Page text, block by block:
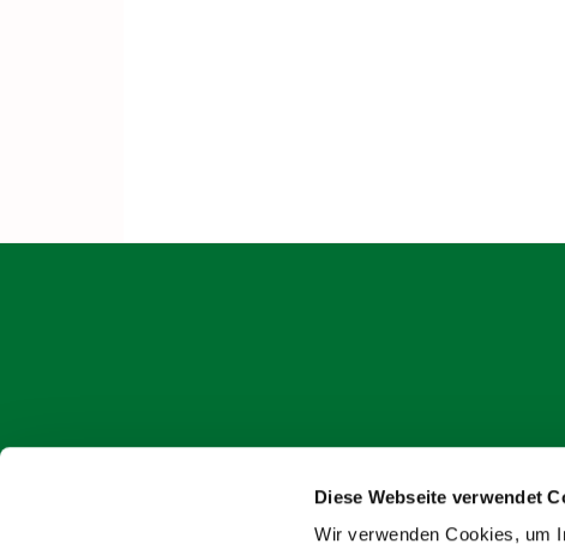
Diese Webseite verwendet
Wir verwenden Cookies, um
online-